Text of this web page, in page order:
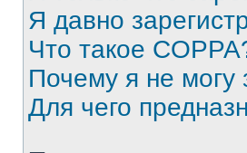
Я давно
Что такое
Почему я не могу
Для чего